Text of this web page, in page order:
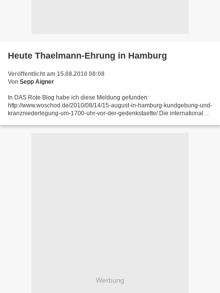
Heute Thaelmann-Ehrung in Hamburg
Veröffentlicht am 15.08.2010 08:08
Von Sepp Aigner
In DAS Rote Blog habe ich diese Meldung gefunden:
http://www.woschod.de/2010/08/14/15-august-in-hamburg-kundgebung-und-
kranzniederlegung-um-1700-uhr-vor-der-gedenkstaette/ Die internationale
Werbung